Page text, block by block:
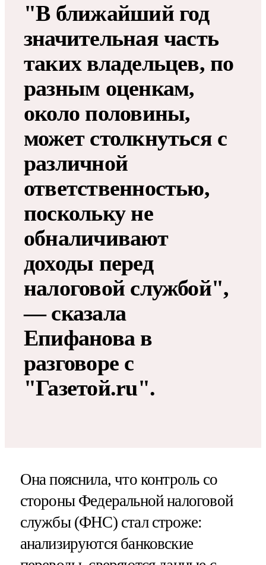
"В ближайший год
значительная часть
таких владельцев, по
разным оценкам,
около половины,
может столкнуться с
различной
ответственностью,
поскольку не
обналичивают
доходы перед
налоговой службой",
— сказала
Епифанова в
разговоре с
"Газетой.ru".
Она пояснила, что контроль со
стороны Федеральной налоговой
службы (ФНС) стал строже:
анализируются банковские